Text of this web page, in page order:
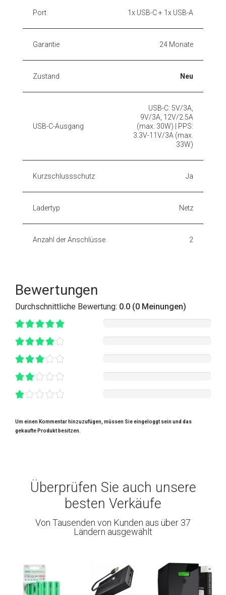
Port 1x USB-C + 1x USB-A
Garantie 24 Monate
Zustand Neu
USB-C-Ausgang
USB-C: 5V/3A,
9V/3A, 12V/2.5A
(max. 30W) | PPS:
3.3V-11V/3A (max.
33W)
Kurzschlussschutz Ja
Ladertyp Netz
Anzahl der Anschlüsse 2
Bewertungen
Durchschnittliche Bewertung: 0.0 (0 Meinungen)
Um einen Kommentar hinzuzufügen, müssen Sie eingeloggt sein und das
gekaufte Produkt besitzen.
Überprüfen Sie auch unsere
besten Verkäufe
Von Tausenden von Kunden aus über 37
Ländern ausgewählt